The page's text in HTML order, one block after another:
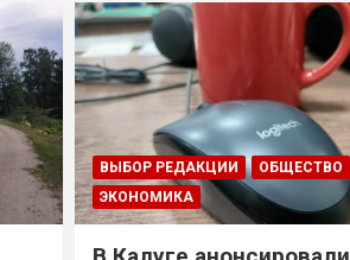
ВЫБОР РЕДАКЦИИ
ОБЩЕСТВО
ЭКОНОМИКА